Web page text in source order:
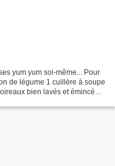
yum yum soi-même... Pour
de légume 1 cuillère à soupe
bien lavés et émincés